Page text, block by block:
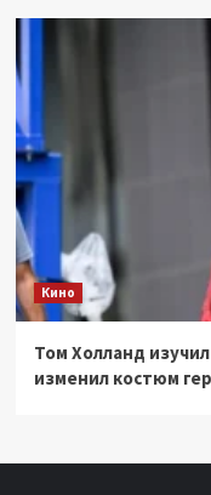
Кино
Том Холланд
изменил костюм